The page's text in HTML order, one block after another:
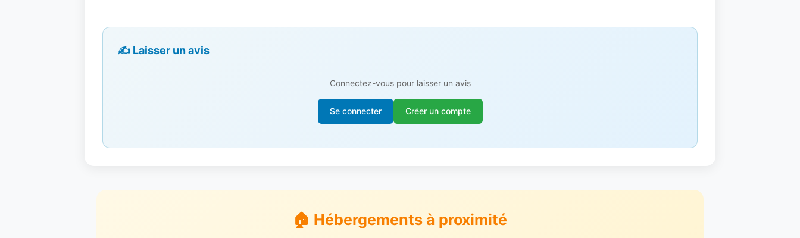
✍️ Laisser un avis
Connectez-vous pour laisser un avis
Se connecter Créer un compte
🏠 Hébergements à proximité